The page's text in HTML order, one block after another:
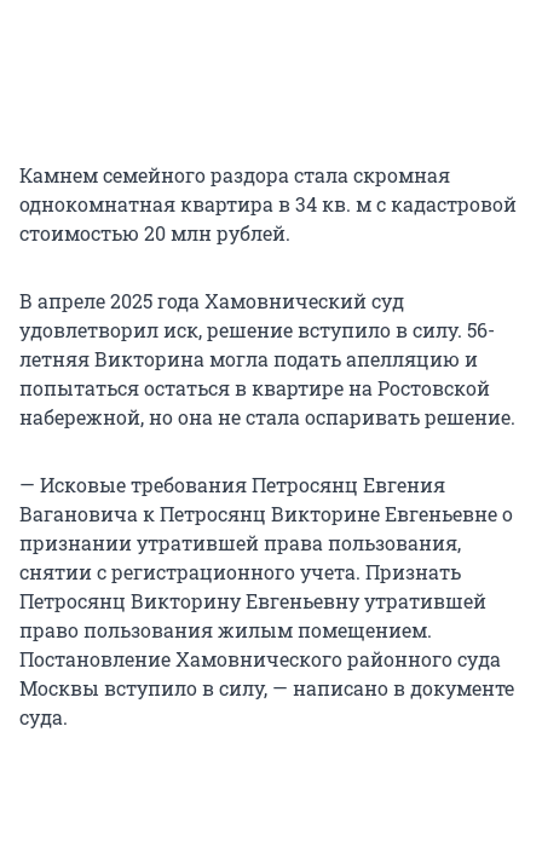
Камнем семейного раздора стала скромная
однокомнатная квартира в 34 кв. м с кадастровой
стоимостью 20 млн рублей.
В апреле 2025 года Хамовнический суд
удовлетворил иск, решение вступило в силу. 56-
летняя Викторина могла подать апелляцию и
попытаться остаться в квартире на Ростовской
набережной, но она не стала оспаривать решение.
— Исковые требования Петросянц Евгения
Вагановича к Петросянц Викторине Евгеньевне о
признании утратившей права пользования,
снятии с регистрационного учета. Признать
Петросянц Викторину Евгеньевну утратившей
право пользования жилым помещением.
Постановление Хамовнического районного суда
Москвы вступило в силу, — написано в документе
суда.